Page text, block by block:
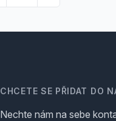
CHCETE SE PŘIDAT DO
Nechte nám na sebe